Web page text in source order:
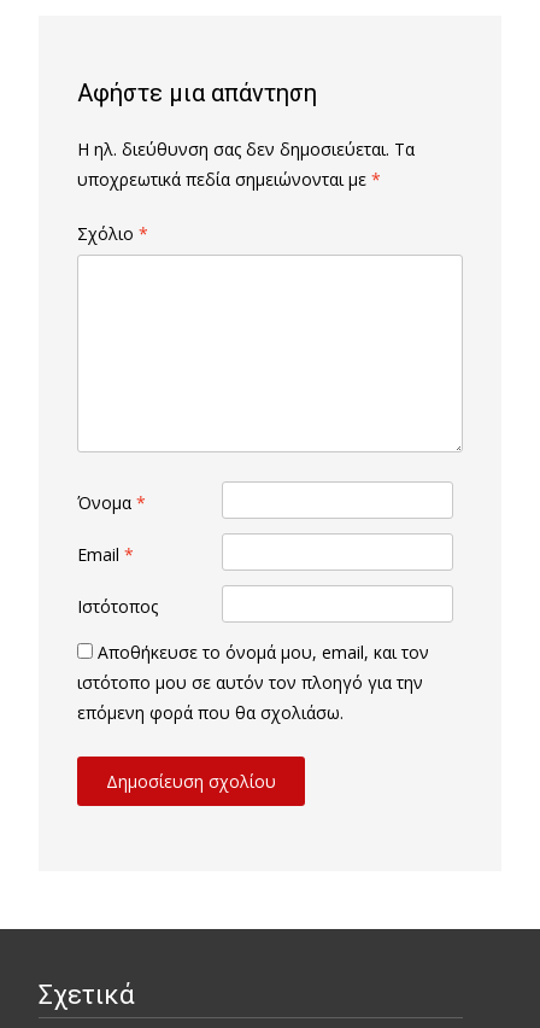
Αφήστε μια απάντηση
Η ηλ. διεύθυνση σας δεν δημοσιεύεται. Τα
υποχρεωτικά πεδία σημειώνονται με *
Σχόλιο *
Όνομα *
Email *
Ιστότοπος
Αποθήκευσε το όνομά μου, email, και τον
ιστότοπο μου σε αυτόν τον πλοηγό για την
επόμενη φορά που θα σχολιάσω.
Σχετικά